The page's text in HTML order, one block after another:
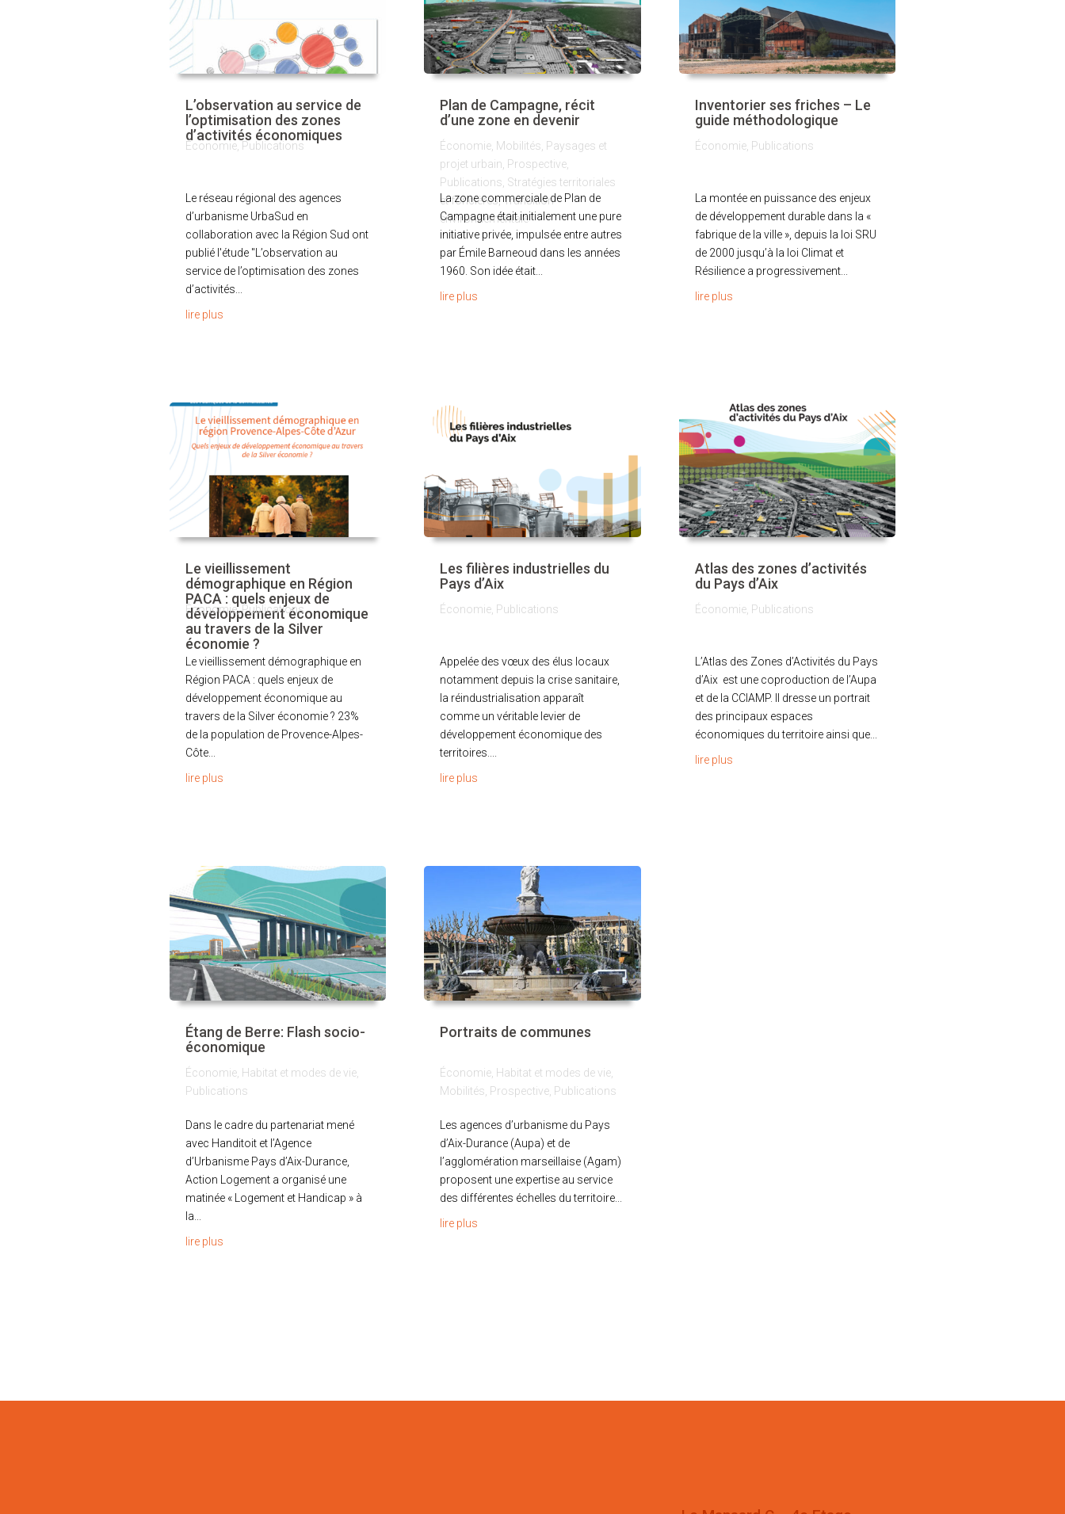
L’observation au service de
l’optimisation des zones
d’activités économiques
Économie, Publications
Le réseau régional des agences
d’urbanisme UrbaSud en
collaboration avec la Région Sud ont
publié l'étude "L’observation au
service de l’optimisation des zones
d’activités...
lire plus
Le vieillissement
démographique en Région
PACA : quels enjeux de
développement économique
au travers de la Silver
économie ?
Économie,Publications
Le vieillissement démographique en
Région PACA : quels enjeux de
développement économique au
travers de la Silver économie ? 23%
de la population de Provence-Alpes-
Côte...
lire plus
Étang de Berre: Flash socio-
économique
Économie, Habitat et modes de vie,
Publications
Dans le cadre du partenariat mené
avec Handitoit et l’Agence
d’Urbanisme Pays d’Aix-Durance,
Action Logement a organisé une
matinée « Logement et Handicap » à
la...
lire plus
Plan de Campagne, récit
d’une zone en devenir
Économie, Mobilités, Paysages et
projet urbain, Prospective,
Publications, Stratégies territoriales
et foncières,Transition
environnementale
La zone commerciale de Plan de
Campagne était initialement une pure
initiative privée, impulsée entre autres
par Émile Barneoud dans les années
1960. Son idée était...
lire plus
Les filières industrielles du
Pays d’Aix
Économie, Publications
Appelée des vœux des élus locaux
notamment depuis la crise sanitaire,
la réindustrialisation apparaît
comme un véritable levier de
développement économique des
territoires....
lire plus
Portraits de communes
Économie, Habitat et modes de vie,
Mobilités, Prospective, Publications
Les agences d’urbanisme du Pays
d’Aix-Durance (Aupa) et de
l’agglomération marseillaise (Agam)
proposent une expertise au service
des différentes échelles du territoire...
lire plus
Inventorier ses friches – Le
guide méthodologique
Économie, Publications
La montée en puissance des enjeux
de développement durable dans la «
fabrique de la ville », depuis la loi SRU
de 2000 jusqu’à la loi Climat et
Résilience a progressivement...
lire plus
Atlas des zones d’activités
du Pays d’Aix
Économie, Publications
L’Atlas des Zones d’Activités du Pays
d’Aix est une coproduction de l’Aupa
et de la CCIAMP. Il dresse un portrait
des principaux espaces
économiques du territoire ainsi que...
lire plus